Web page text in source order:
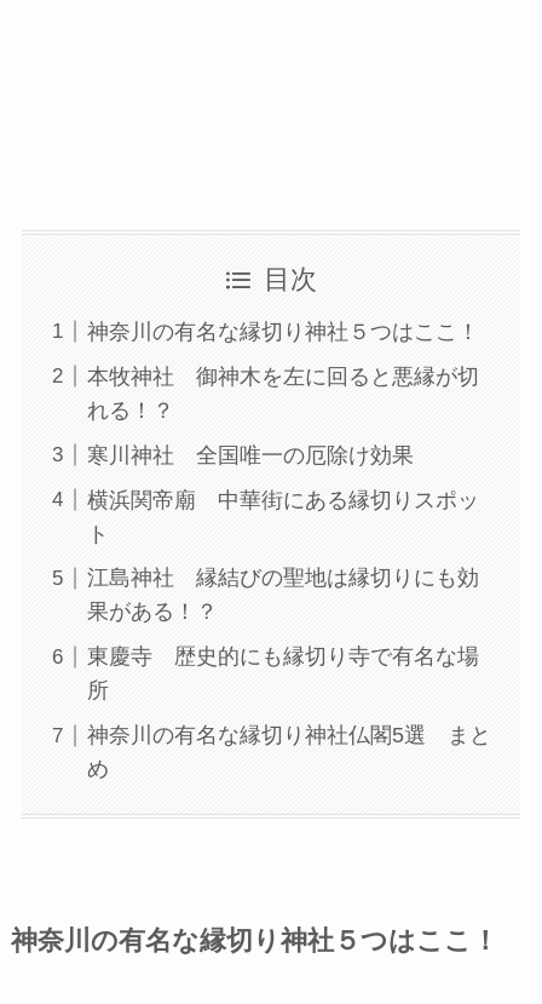
目次
神奈川の有名な縁切り神社５つはここ！
本牧神社 御神木を左に回ると悪縁が切
れる！？
寒川神社 全国唯一の厄除け効果
横浜関帝廟 中華街にある縁切りスポッ
ト
江島神社 縁結びの聖地は縁切りにも効
果がある！？
東慶寺 歴史的にも縁切り寺で有名な場
所
神奈川の有名な縁切り神社仏閣5選 まと
め
神奈川の有名な縁切り神社５つはここ！